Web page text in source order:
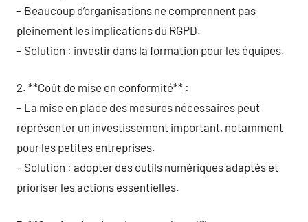
– Beaucoup d’organisations ne comprennent pas
pleinement les implications du RGPD.
– Solution : investir dans la formation pour les équipes.
2. **Coût de mise en conformité** :
– La mise en place des mesures nécessaires peut
représenter un investissement important, notamment
pour les petites entreprises.
– Solution : adopter des outils numériques adaptés et
prioriser les actions essentielles.